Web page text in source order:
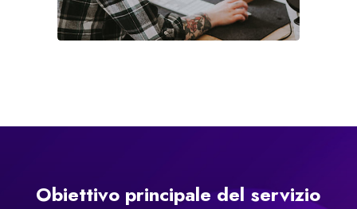
Obiettivo principale del servizio